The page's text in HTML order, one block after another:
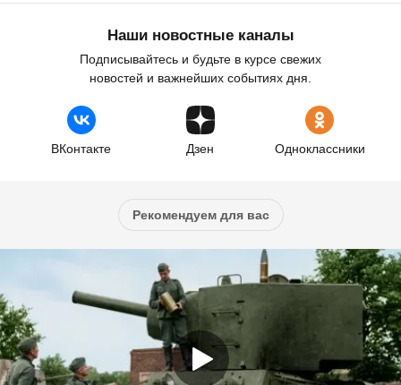
Наши новостные каналы
Подписывайтесь и будьте в курсе свежих
новостей и важнейших событиях дня.
ВКонтакте Дзен Одноклассники
Рекомендуем для вас